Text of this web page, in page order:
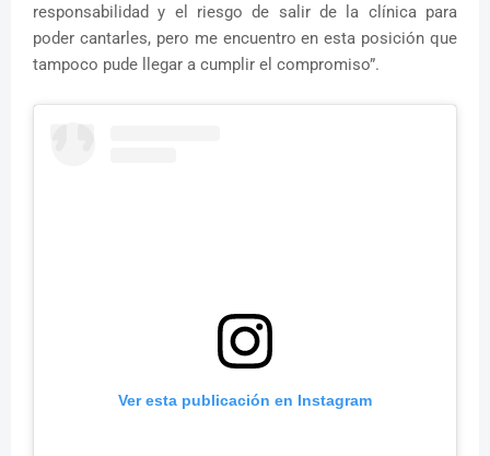
responsabilidad y el riesgo de salir de la clínica para
poder cantarles, pero me encuentro en esta posición que
tampoco pude llegar a cumplir el compromiso”.
Ver esta publicación en Instagram